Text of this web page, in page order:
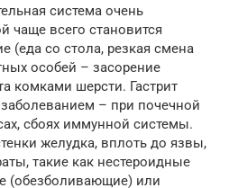
система очень
чаще всего становится
(еда со стола, резкая смена
особей – засорение
комками шерсти. Гастрит
– при почечной
сбоях иммунной системы.
желудка, вплоть до язвы,
такие как нестероидные
(обезболивающие) или